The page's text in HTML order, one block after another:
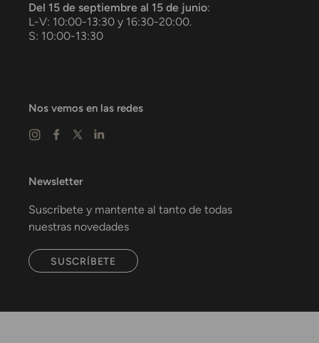
Del 15 de septiembre al 15 de junio:
L-V: 10:00-13:30 y 16:30-20:00.
S: 10:00-13:30
Nos vemos en las redes
Newsletter
Suscríbete y mantente al tanto de todas
nuestras novedades
SUSCRÍBETE